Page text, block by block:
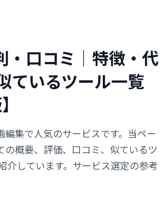
口コミ｜特徴・代
ているツール一覧
集で人気のサービスです。当ペー
概要、評価、口コミ、似ているツ
介しています。サービス選定の参考